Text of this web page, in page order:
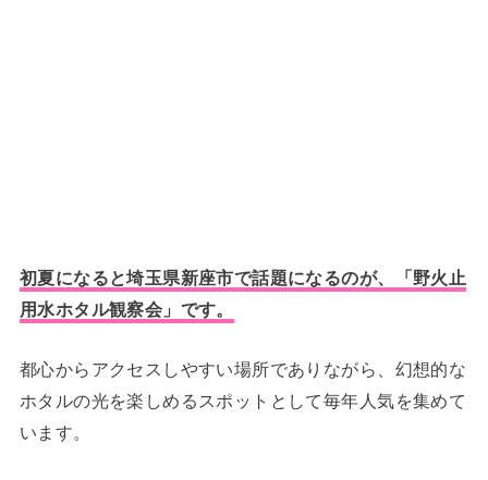
初夏になると埼玉県新座市で話題になるのが、「野火止
用水ホタル観察会」です。
都心からアクセスしやすい場所でありながら、幻想的な
ホタルの光を楽しめるスポットとして毎年人気を集めて
います。